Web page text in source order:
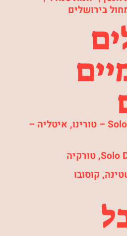
בירושלים
פסטיבל Solocoreografico – טורינו, איטליה –